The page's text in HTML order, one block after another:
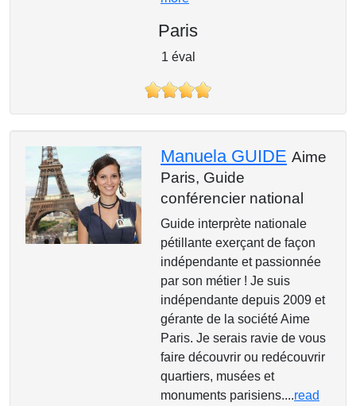
Paris
1 éval
Manuela GUIDE Aime
Paris, Guide
conférencier national
Guide interprète nationale
pétillante exerçant de façon
indépendante et passionnée
par son métier ! Je suis
indépendante depuis 2009 et
gérante de la société Aime
Paris. Je serais ravie de vous
faire découvrir ou redécouvrir
quartiers, musées et
monuments parisiens....read